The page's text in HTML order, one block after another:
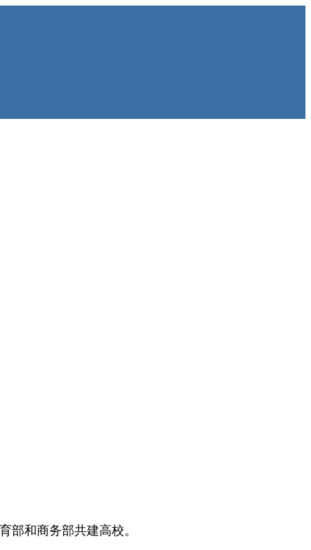
部和商务部共建高校。